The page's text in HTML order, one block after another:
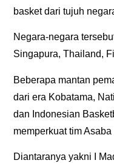
basket dari tujuh
Negara-negara
Singapura, Thailand,
Beberapa mantan
dari era Kobatama,
dan Indonesian
memperkuat tim
Diantaranya yakni I